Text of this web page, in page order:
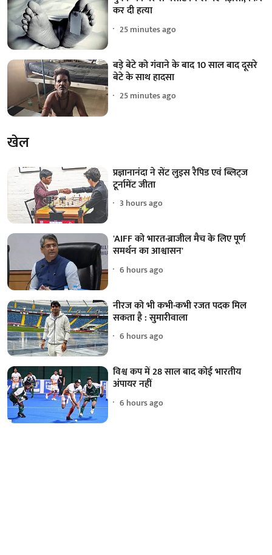
कर दी हत्या
25 minutes ago
बड़े बेटे को गंवाने के बाद 10 साल बाद दूसरे
बेटे के साथ हादसा
25 minutes ago
खेल
प्रज्ञानानंदा ने सेंट लुइस रैपिड एवं ब्लिट्ज
टूर्नामेंट जीता
3 hours ago
'AIFF को भारत-ब्राजील मैच के लिए पूर्ण
समर्थन का आश्वासन'
6 hours ago
नीरज को भी कभी-कभी रजत पदक मिल
सकता है : सुमारीवाला
6 hours ago
विश्व कप में 28 साल बाद कोई भारतीय
अंपायर नहीं
6 hours ago